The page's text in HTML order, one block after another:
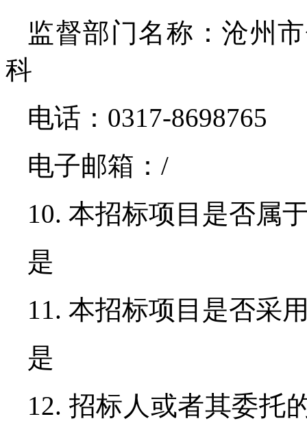
监督部门名称：沧州
科
电话：0317-8698765
电子邮箱：/
10. 本招标项目是否属
是
11. 本招标项目是否采
是
12. 招标人或者其委托